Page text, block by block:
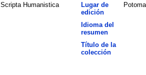
Scripta Humanistica
Lugar de
edición
Idioma del
resumen
Título de la
colección